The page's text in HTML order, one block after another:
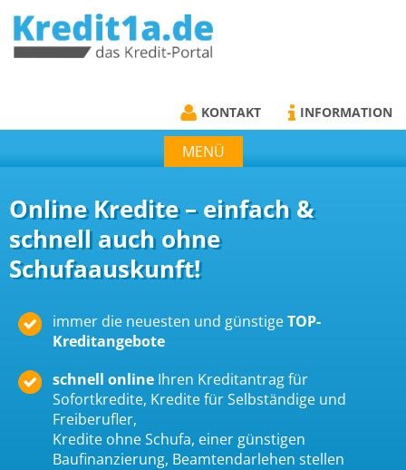
KREDIT1A.DE
KONTAKT INFORMATION
MENÜ
Online Kredite – einfach &
schnell auch ohne
Schufaauskunft!
immer die neuesten und günstigeTOP-
Kreditangebote
schnell online Ihren Kreditantrag für
Sofortkredite, Kredite für Selbständige und
Freiberufler,
Kredite ohne Schufa, einer günstigen
Baufinanzierung, Beamtendarlehen stellen